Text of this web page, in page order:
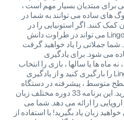
برای مبتدیان بسیار مهم است ،
های ساده می توانند به شما در
کمک کنند. اگر استونیایی را در
سطح پیشرفته یاد بگیرید ، Lingo می تواند در طراوت دانش
جملاتی را یاد خواهید گرفت
می شود. برای یادگیری
ماه ها یا سالها ، بازی را انتخاب
کنید. برنامه رایگان Lingo Play را بارگیری کنید و از یادگیری
سطح متوسط ​​، پیشرفته در دستگاه
iOS و Android خود لذت ببرید. این برنامه 33 دوره مختلف زبان
را ارائه می دهد. شما می
زبان یاد بگیرید! با استفاده از